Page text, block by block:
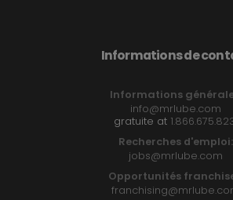
Informations de
Informations
info@mrlube.com
gratuite at
Recherches d'emploi:
jobs@mrlube.com
Opportunités